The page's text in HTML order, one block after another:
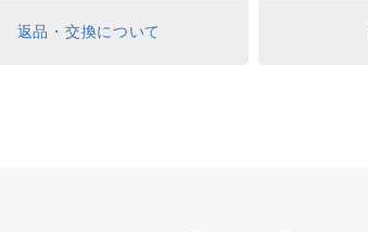
返品・交換について